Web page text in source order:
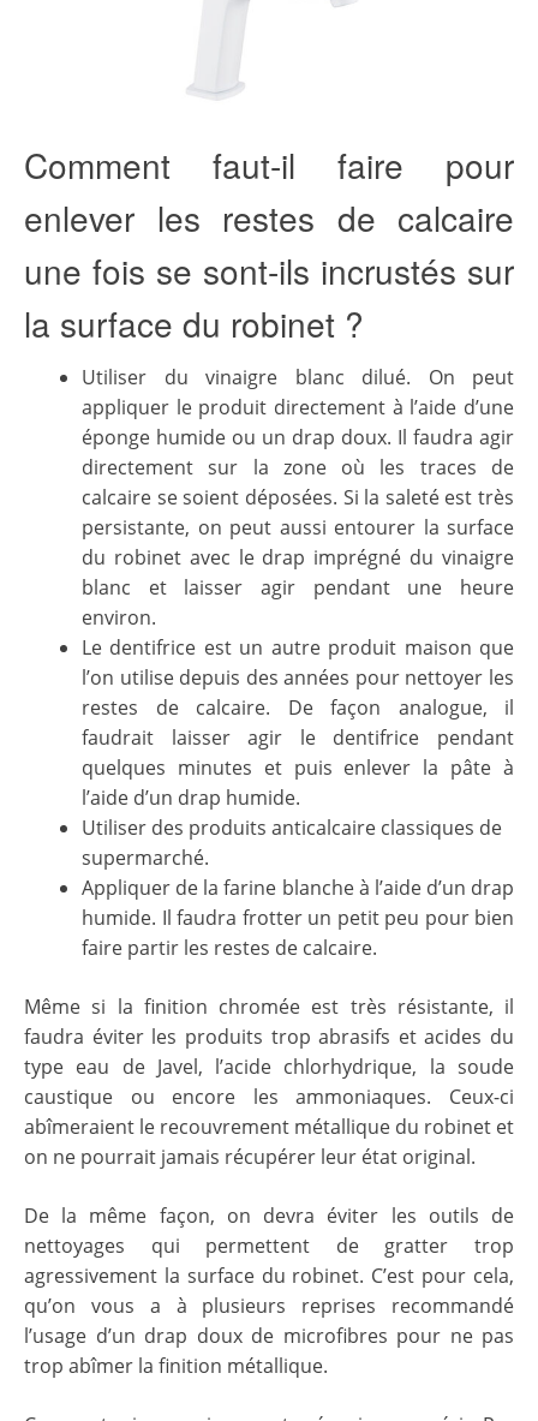
Comment faut-il faire pour
enlever les restes de calcaire
une fois se sont-ils incrustés sur
la surface du robinet ?
Utiliser du vinaigre blanc dilué. On peut
appliquer le produit directement à l’aide d’une
éponge humide ou un drap doux. Il faudra agir
directement sur la zone où les traces de
calcaire se soient déposées. Si la saleté est très
persistante, on peut aussi entourer la surface
du robinet avec le drap imprégné du vinaigre
blanc et laisser agir pendant une heure
environ.
Le dentifrice est un autre produit maison que
l’on utilise depuis des années pour nettoyer les
restes de calcaire. De façon analogue, il
faudrait laisser agir le dentifrice pendant
quelques minutes et puis enlever la pâte à
l’aide d’un drap humide.
Utiliser des produits anticalcaire classiques de
supermarché.
Appliquer de la farine blanche à l’aide d’un drap
humide. Il faudra frotter un petit peu pour bien
faire partir les restes de calcaire.
Même si la finition chromée est très résistante, il
faudra éviter les produits trop abrasifs et acides du
type eau de Javel, l’acide chlorhydrique, la soude
caustique ou encore les ammoniaques. Ceux-ci
abîmeraient le recouvrement métallique du robinet et
on ne pourrait jamais récupérer leur état original.
De la même façon, on devra éviter les outils de
nettoyages qui permettent de gratter trop
agressivement la surface du robinet. C’est pour cela,
qu’on vous a à plusieurs reprises recommandé
l’usage d’un drap doux de microfibres pour ne pas
trop abîmer la finition métallique.